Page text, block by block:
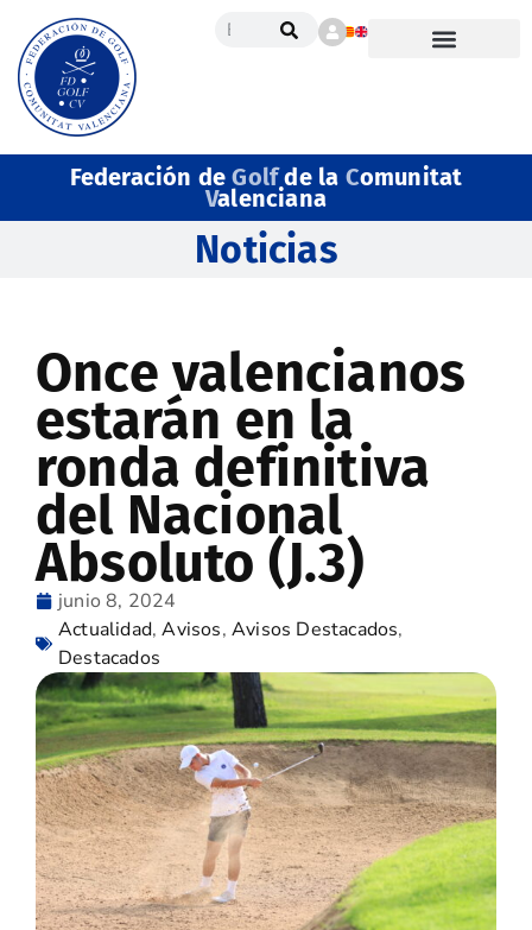
Federación deGolfde la Comunitat
Valenciana
Noticias
Once valencianos
estarán en la
ronda definitiva
del Nacional
Absoluto (J.3)
junio 8, 2024
Actualidad,Avisos,Avisos Destacados,
Destacados